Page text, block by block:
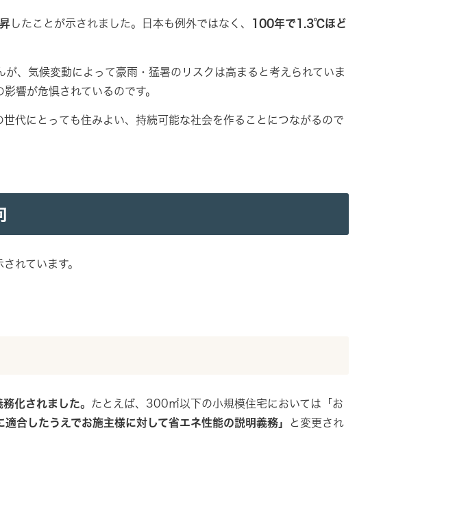
したことが示されました。日本も例外ではなく、
100年で1.3℃ほど
、気候変動によって豪雨・猛暑のリスクは高まると考えられていま
響が危惧されているのです。
代にとっても住みよい、持続可能な社会を作ることにつながるので
れています。
化されました。 たとえば、300㎡以下の小規模住宅においては「お
適合したうえでお施主様に対して省エネ性能の説明義務」
と変更され